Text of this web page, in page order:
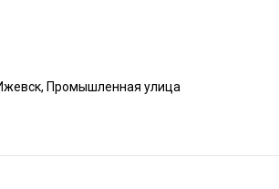
Промышленная улица